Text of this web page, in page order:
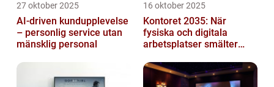
27 oktober 2025
AI-driven kundupplevelse
– personlig service utan
mänsklig personal
16 oktober 2025
Kontoret 2035: När
fysiska och digitala
arbetsplatser smälter